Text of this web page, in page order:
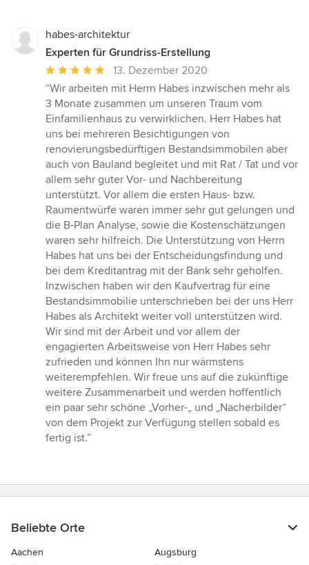
habes-architektur
Experten für Grundriss-Erstellung
Durchschnittliche
Bewertung:
5
von
5
Sternen
13. Dezember 2020
“Wir arbeiten mit Herrn Habes inzwischen mehr als
3 Monate zusammen um unseren Traum vom
Einfamilienhaus zu verwirklichen. Herr Habes hat
uns bei mehreren Besichtigungen von
renovierungsbedürftigen Bestandsimmobilen aber
auch von Bauland begleitet und mit Rat / Tat und vor
allem sehr guter Vor- und Nachbereitung
unterstützt. Vor allem die ersten Haus- bzw.
Raumentwürfe waren immer sehr gut gelungen und
die B-Plan Analyse, sowie die Kostenschätzungen
waren sehr hilfreich. Die Unterstützung von Herrn
Habes hat uns bei der Entscheidungsfindung und
bei dem Kreditantrag mit der Bank sehr geholfen.
Inzwischen haben wir den Kaufvertrag für eine
Bestandsimmobilie unterschrieben bei der uns Herr
Habes als Architekt weiter voll unterstützen wird.
Wir sind mit der Arbeit und vor allem der
engagierten Arbeitsweise von Herr Habes sehr
zufrieden und können Ihn nur wärmstens
weiterempfehlen. Wir freue uns auf die zukünftige
weitere Zusammenarbeit und werden hoffentlich
ein paar sehr schöne „Vorher-„ und „Nacherbilder“
von dem Projekt zur Verfügung stellen sobald es
fertig ist.”
Beliebte Orte
Aachen
Augsburg